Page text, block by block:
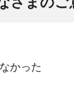
かった